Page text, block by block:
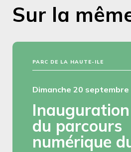
Sur la
PARC DE LA HAUTE-ILE
Dimanche 20 septembre
Inauguration
du parcours
numérique